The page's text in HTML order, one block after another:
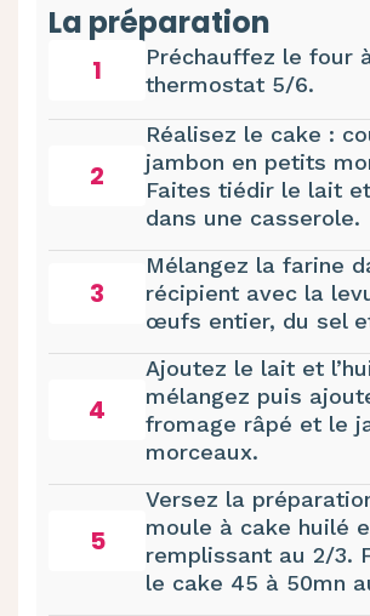
La préparation
1
Préchauffez le four
thermostat 5/6.
2
Réalisez le cake :
jambon en petits
Faites tiédir le lait et
dans une casserole.
3
Mélangez la farine
récipient avec la
œufs entier, du sel
4
Ajoutez le lait et
mélangez puis
fromage râpé et le
morceaux.
5
Versez la
moule à cake huilé
remplissant au 2/3.
le cake 45 à 50mn